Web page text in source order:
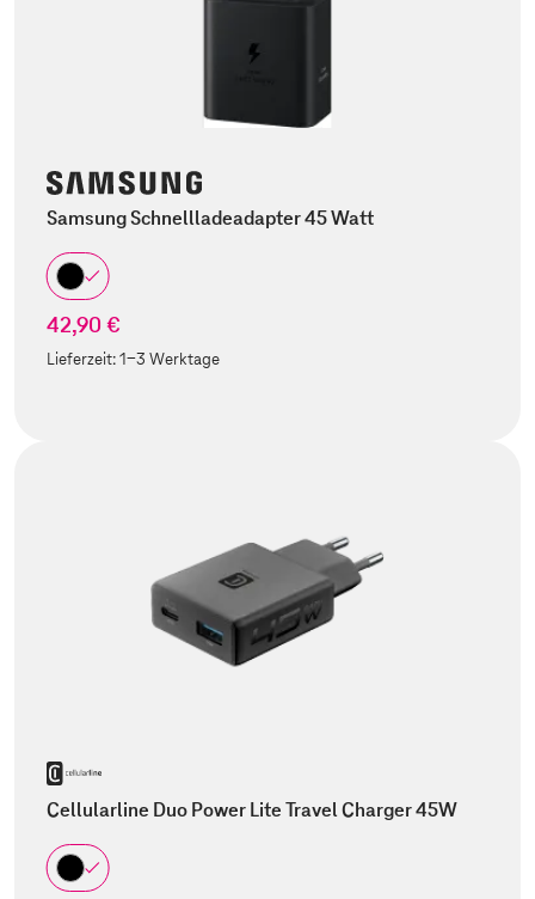
Samsung Schnellladeadapter 45 Watt
42,90 €
Lieferzeit:1-3 Werktage
Cellularline Duo Power Lite Travel Charger 45W